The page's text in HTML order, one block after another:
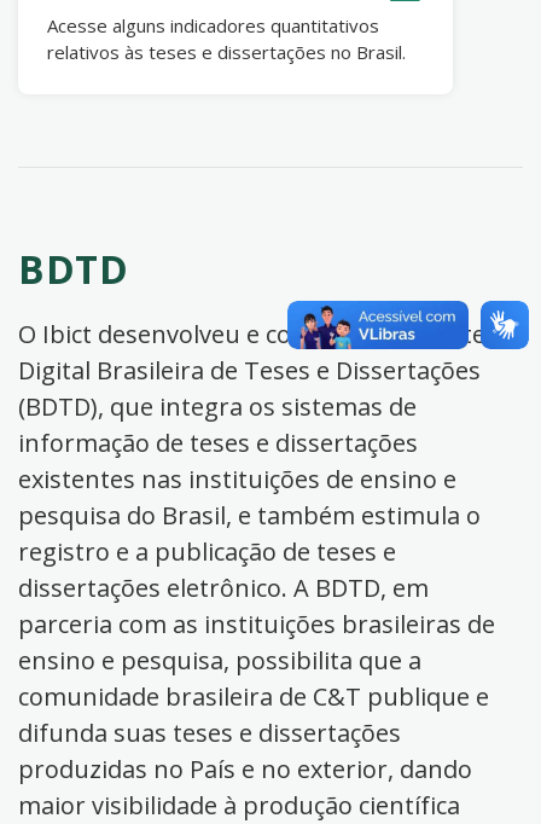
Acesse alguns indicadores quantitativos
relativos às teses e dissertações no Brasil.
BDTD
O Ibict desenvolveu e coordena a Biblioteca
Digital Brasileira de Teses e Dissertações
(BDTD), que integra os sistemas de
informação de teses e dissertações
existentes nas instituições de ensino e
pesquisa do Brasil, e também estimula o
registro e a publicação de teses e
dissertações eletrônico. A BDTD, em
parceria com as instituições brasileiras de
ensino e pesquisa, possibilita que a
comunidade brasileira de C&T publique e
difunda suas teses e dissertações
produzidas no País e no exterior, dando
maior visibilidade à produção científica